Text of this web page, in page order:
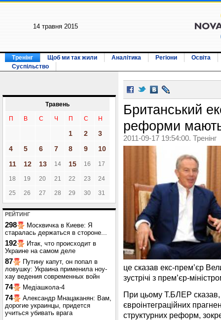
14 травня 2015
Тренінг Щоб ми так жили Аналітика Регіони
Освіта
Суспільство
Травень
П В С Ч П С Н
1 2
3
4
5 6 7 8 9
10
11
12 13 14 15 16 17
18 19 20 21 22 23 24
25 26 27 28 29 30 31
РЕЙТИНГ
298
Москвичка в Киеве: Я
старалась держаться в стороне...
192
Итак, что происходит в
Украине на самом деле
87
Путину капут, он попал в
ловушку: Украина применила ноу-
хау ведения современных войн
74 Медіашкола-4
74
Александр Мнацаканян: Вам,
дорогие украинцы, придется
учиться убивать врага
Британський
реформи
2011-09-17 19:54:00. Тренінг
це сказав екс-прем’єр
зустрічі з прем’єр-
При цьому Т.БЛЕР сказав,
євроінтеграційних
структурних реформ,